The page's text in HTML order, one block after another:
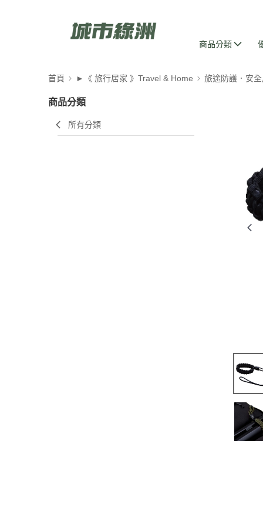
商品分類
首頁 ►《 旅行居家 》Travel & Home 旅途防護．安
商品分類
所有分類